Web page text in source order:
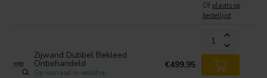
Of plaats op
bestellijst
Zijwand Dubbel Bekleed
Onbehandeld
Op voorraad in webshop
€499,95